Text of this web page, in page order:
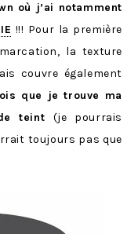
où j’ai notamment
!!! Pour la première
la texture
couvre également
que je trouve ma
teint (je pourrais
toujours pas que